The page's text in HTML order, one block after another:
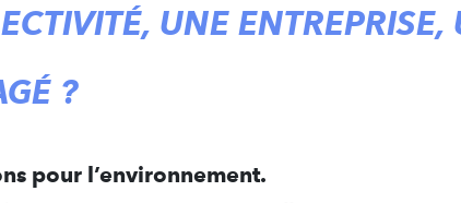
UNE ENTREPRISE,
?
pour l’environnement.